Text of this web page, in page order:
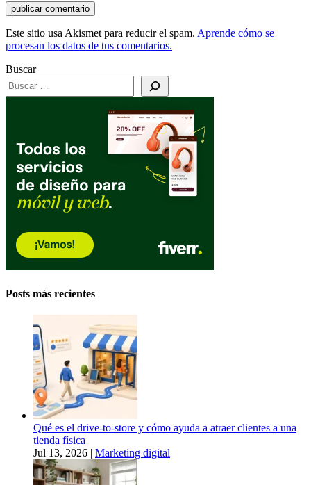
Este sitio usa Akismet para reducir el spam. Aprende cómo se
procesan los datos de tus comentarios.
Buscar
Posts más recientes
Qué es el drive-to-store y cómo ayuda a atraer clientes a una
tienda física
Jul 13, 2026 | Marketing digital